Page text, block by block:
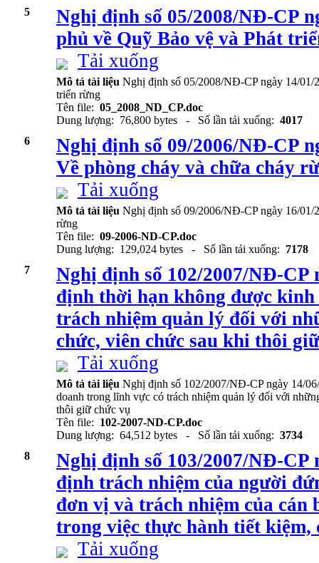
5
Nghị định số 05/2008/NĐ-CP
phủ về Quỹ Bảo vệ và Phát
Tải xuống
Mô tả tài liệu Nghị định số 05/2008/NĐ-CP ngày 14/01/
triển rừng
Tên file: 05_2008_ND_CP.doc
Dung lượng: 76,800 bytes - Số lần tải xuống: 4017
6
Nghị định số 09/2006/NĐ-CP
Về phòng cháy và chữa cháy
Tải xuống
Mô tả tài liệu Nghị định số 09/2006/NĐ-CP ngày 16/01/
rừng
Tên file: 09-2006-ND-CP.doc
Dung lượng: 129,024 bytes - Số lần tải xuống: 7178
7
Nghị định số 102/2007/NĐ-CP
định thời hạn không được
trách nhiệm quản lý đối với
chức, viên chức sau khi thôi
Tải xuống
Mô tả tài liệu Nghị định số 102/2007/NĐ-CP ngày 14/
doanh trong lĩnh vực có trách nhiệm quản lý đối với
thôi giữ chức vụ
Tên file: 102-2007-ND-CP.doc
Dung lượng: 64,512 bytes - Số lần tải xuống: 3734
8
Nghị định số 103/2007/NĐ-CP
định trách nhiệm của người
đơn vị và trách nhiệm của cán
trong việc thực hành tiết kiệm,
Tải xuống